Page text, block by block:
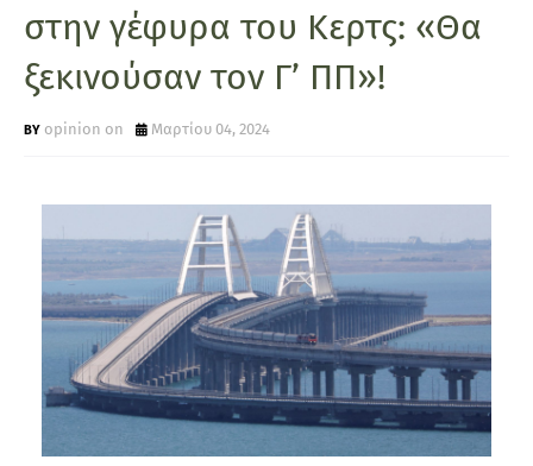
στην γέφυρα του Κερτς: «Θα
ξεκινούσαν τον Γ’ ΠΠ»!
opinion on Μαρτίου 04, 2024